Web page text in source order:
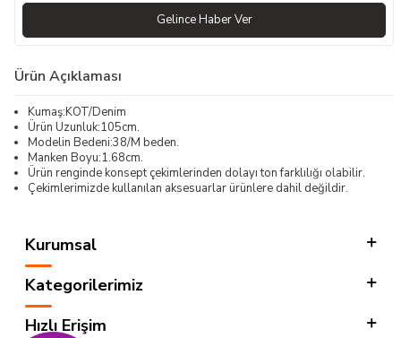
Gelince Haber Ver
Ürün Açıklaması
Kumaş:KOT/Denim
Ürün Uzunluk:105cm.
Modelin Bedeni:38/M beden.
Manken Boyu:1.68cm.
Ürün renginde konsept çekimlerinden dolayı ton farklılığı olabilir.
Çekimlerimizde kullanılan aksesuarlar ürünlere dahil değildir.
Kurumsal
Kategorilerimiz
Hızlı Erişim